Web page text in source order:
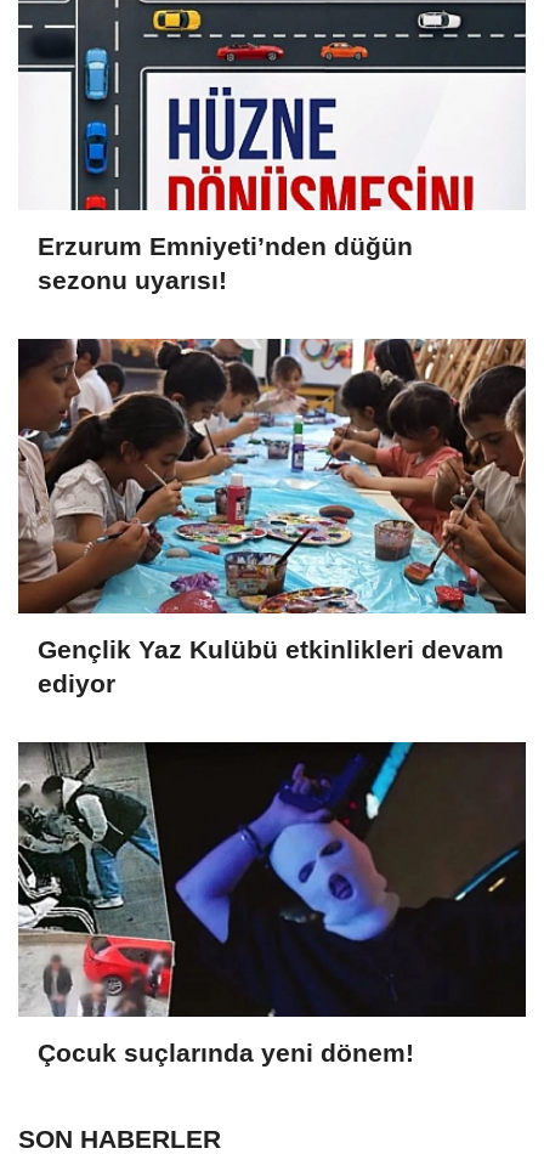
Erzurum Emniyeti’nden düğün
sezonu uyarısı!
Gençlik Yaz Kulübü etkinlikleri devam
ediyor
Çocuk suçlarında yeni dönem!
SON HABERLER